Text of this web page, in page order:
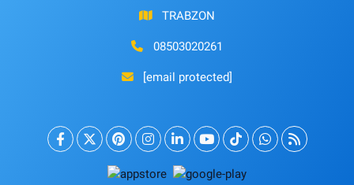
TRABZON
08503020261
[email protected]